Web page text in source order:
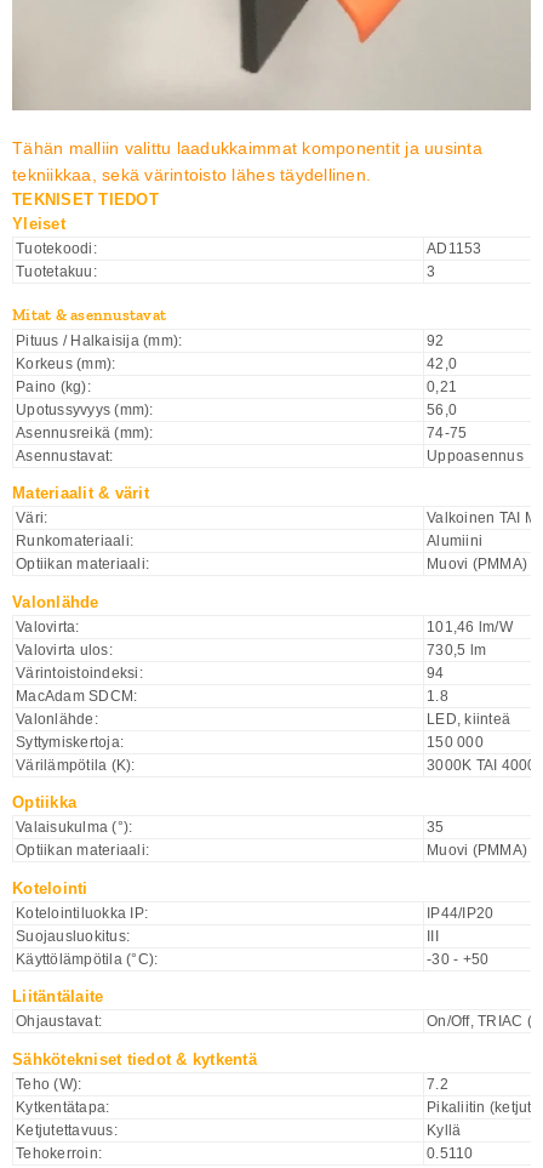
Tähän malliin valittu laadukkaimmat komponentit ja uusinta
tekniikkaa, sekä värintoisto lähes täydellinen.
TEKNISET TIEDOT
Yleiset
Tuotekoodi:
AD1153
Tuotetakuu:
3
Mitat & asennustavat
Pituus / Halkaisija (mm):
92
Korkeus (mm):
42,0
Paino (kg):
0,21
Upotussyvyys (mm):
56,0
Asennusreikä (mm):
74-75
Asennustavat:
Uppoasennus
Materiaalit & värit
Väri:
Valkoinen TAI
Runkomateriaali:
Alumiini
Optiikan materiaali:
Muovi (PMMA)
Valonlähde
Valovirta:
101,46 lm/W
Valovirta ulos:
730,5 lm
Värintoistoindeksi:
94
MacAdam SDCM:
1.8
Valonlähde:
LED, kiinteä
Syttymiskertoja:
150 000
Värilämpötila (K):
3000K TAI
Optiikka
Valaisukulma (°):
35
Optiikan materiaali:
Muovi (PMMA)
Kotelointi
Kotelointiluokka IP:
IP44/IP20
Suojausluokitus:
Käyttölämpötila (°C):
-30 - +50
Liitäntälaite
Ohjaustavat: On/Off, TRIAC
Sähkötekniset tiedot & kytkentä
Teho (W):
7.2
Kytkentätapa:
Pikaliitin
Ketjutettavuus:
Kyllä
Tehokerroin:
0.5110